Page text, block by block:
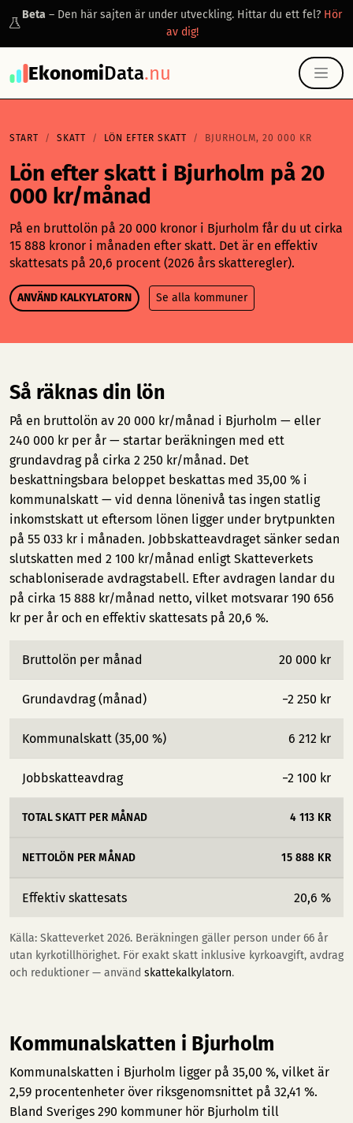
Beta – Den här sajten är under utveckling. Hittar du ett fel? Hör
av dig!
EkonomiData.nu
START SKATT LÖN EFTER SKATT BJURHOLM, 20 000 KR
Lön efter skatt i Bjurholm på 20
000 kr/månad
På en bruttolön på 20 000 kronor i Bjurholm får du ut cirka
15 888 kronor i månaden efter skatt. Det är en effektiv
skattesats på 20,6 procent (2026 års skatteregler).
ANVÄND KALKYLATORN Se alla kommuner
Så räknas din lön
På en bruttolön av 20 000 kr/månad i Bjurholm — eller
240 000 kr per år — startar beräkningen med ett
grundavdrag på cirka 2 250 kr/månad. Det
beskattningsbara beloppet beskattas med 35,00 % i
kommunalskatt — vid denna lönenivå tas ingen statlig
inkomstskatt ut eftersom lönen ligger under brytpunkten
på 55 033 kr i månaden. Jobbskatteavdraget sänker sedan
slutskatten med 2 100 kr/månad enligt Skatteverkets
schabloniserade avdragstabell. Efter avdragen landar du
på cirka 15 888 kr/månad netto, vilket motsvarar 190 656
kr per år och en effektiv skattesats på 20,6 %.
Bruttolön per månad 20 000 kr
Grundavdrag (månad) −2 250 kr
Kommunalskatt (35,00 %) 6 212 kr
Jobbskatteavdrag −2 100 kr
TOTAL SKATT PER MÅNAD 4 113 KR
NETTOLÖN PER MÅNAD 15 888 KR
Effektiv skattesats 20,6 %
Källa: Skatteverket 2026. Beräkningen gäller person under 66 år
utan kyrkotillhörighet. För exakt skatt inklusive kyrkoavgift, avdrag
och reduktioner — använd skattekalkylatorn.
Kommunalskatten i Bjurholm
Kommunalskatten i Bjurholm ligger på 35,00 %, vilket är
2,59 procentenheter över riksgenomsnittet på 32,41 %.
Bland Sveriges 290 kommuner hör Bjurholm till